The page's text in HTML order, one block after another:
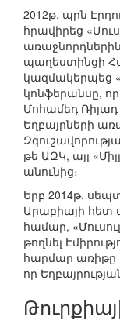
2012թ. պրն
հրավիրեց
պաղեստինցի
կազմակերպեց
կոնֆերանսը,
Մոհամեդ
Եղբայրների
թե ԱԶԿ, այլ
անունից։
Երբ 2014թ.
Արաբիայի հետ
համար,
թողնել
հարմար առիթը
որ